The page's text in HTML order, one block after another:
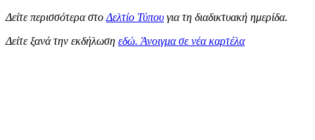
Δείτε περισσότερα στο Δελτίο Τύπου για τη διαδικτυακή ημερίδα.
Δείτε ξανά την εκδήλωση εδώ. Άνοιγμα σε νέα καρτέλα